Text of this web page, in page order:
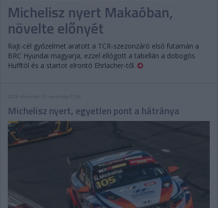
Michelisz nyert Makaóban,
növelte előnyét
Rajt-cél győzelmet aratott a TCR-szezonzáró első futamán a
BRC Hyundai magyarja, ezzel ellógott a tabellán a dobogós
Hufftól és a startot elrontó Ehrlacher-től.
2023. november 12. vasárnap, 07:04
Michelisz nyert, egyetlen pont a hátránya